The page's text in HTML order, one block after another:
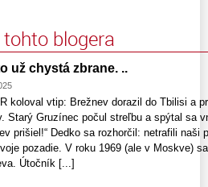
blogera
už chystá zbrane. ..
koloval vtip: Brežnev dorazil do Tbilisi a
Starý Gruzínec počul streľbu a spýtal sa
prišiel!“ Dedko sa rozhorčil: netrafili
pozadie. V roku 1969 (ale v Moskve)
Útočník [...]